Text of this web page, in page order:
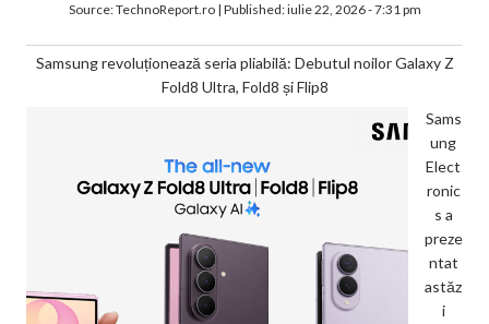
Source:TechnoReport.ro| Published:iulie 22, 2026 - 7:31 pm
Samsung revoluționează seria pliabilă: Debutul noilor Galaxy Z
Fold8 Ultra, Fold8 și Flip8
Sams
ung
Elect
ronic
s a
preze
ntat
astăz
i